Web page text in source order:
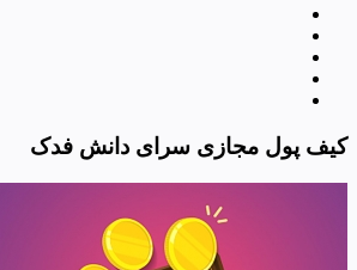
کیف پول مجازی سرای دانش فدک